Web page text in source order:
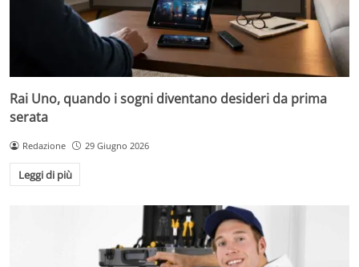
Rai Uno, quando i sogni diventano desideri da prima
serata
Redazione 29 Giugno 2026
Leggi di più